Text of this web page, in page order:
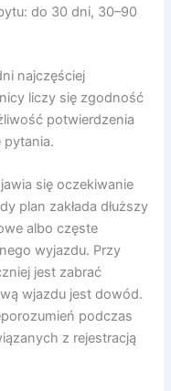
do 30 dni, 30–90
najczęściej
liczy się zgodność
potwierdzenia
pytania.
się oczekiwanie
plan zakłada dłuższy
albo częste
wyjazdu. Przy
jest zabrać
wjazdu jest dowód.
podczas
z rejestracją